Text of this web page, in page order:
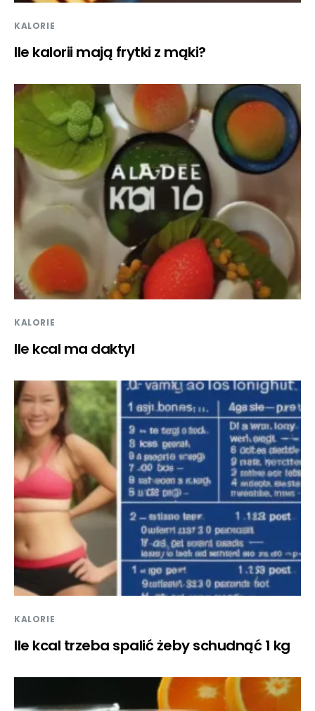
KALORIE
Ile kalorii mają frytki z mąki?
KALORIE
Ile kcal ma daktyl
KALORIE
Ile kcal trzeba spalić żeby schudnąć 1 kg